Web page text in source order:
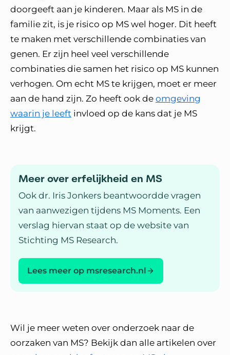
doorgeeft aan je kinderen. Maar als MS in de
familie zit, is je risico op MS wel hoger. Dit heeft
te maken met verschillende combinaties van
genen. Er zijn heel veel verschillende
combinaties die samen het risico op MS kunnen
verhogen. Om echt MS te krijgen, moet er meer
aan de hand zijn. Zo heeft ook de omgeving
waarin je leeft invloed op de kans dat je MS
krijgt.
Meer over erfelijkheid en MS
Ook dr. Iris Jonkers beantwoordde vragen
van aanwezigen tijdens MS Moments. Een
verslag hiervan staat op de website van
Stichting MS Research.
Lees meer op msresearch.nl
Wil je meer weten over onderzoek naar de
oorzaken van MS? Bekijk dan alle artikelen over